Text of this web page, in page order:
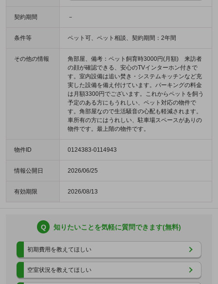
契約期間 －
条件等 ペット可、ペット相談、契約期間：2年間
その他の情報
角部屋、備考：ペット飼育時3000円(月額) 来訪者
の顔が確認できる、安心のTVインターホン付きで
す。室内設備は追い焚き・システムキッチンなど充
実した設備を備え付けています。パーキングの料金
は月額3300円でございます。これからペットを飼う
予定のある方にもうれしい、ペット対応の物件で
す。角部屋なので生活騒音の心配も軽減されます。
車所有の方にはうれしい、駐車場スペースがありの
物件です。最上階の物件です。
物件ID 0124383-0114943
情報公開日 2026/06/25
有効期限 2026/08/13
Q 知りたいことを気軽に質問できます(無料)
初期費用を教えてほしい
空室状況を教えてほしい